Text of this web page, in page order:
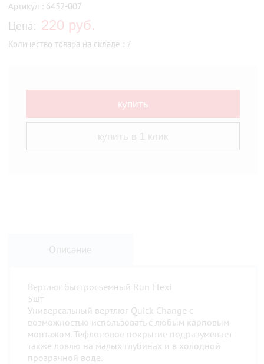
Артикул : 6452-007
Цена: 220 руб.
Количество товара на складе : 7
купить
купить в 1 клик
Описание
Вертлюг быстросъемный Run Flexi
5шт
Универсальный вертлюг Quick Change с
возможностью использовать с любым карповым
монтажом. Тефлоновое покрытие подразумевает
также ловлю на малых глубинах и в холодной
прозрачной воде.